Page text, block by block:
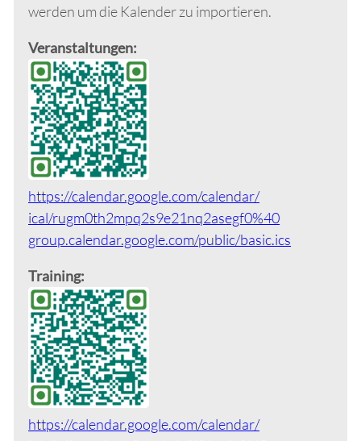
werden um die Kalender zu importieren.
Veranstaltungen:
https://calendar.google.com/calendar/
ical/rugm0th2mpq2s9e21nq2asegf0%40
group.calendar.google.com/public/basic.ics
Training:
https://calendar.google.com/calendar/